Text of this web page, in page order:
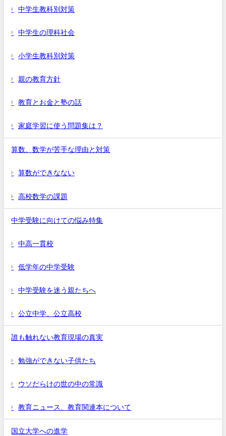
中学生教科別対策
中学生の理科社会
小学生教科別対策
親の教育方針
教育とお金と塾の話
家庭学習に使う問題集は？
算数、数学が苦手な理由と対策
算数ができなない
高校数学の課題
中学受験に向けての悩み特集
中高一貫校
低学年の中学受験
中学受験を迷う親たちへ
公立中学、公立高校
誰も触れない教育現場の真実
勉強ができない子供たち
ウソだらけの世の中の常識
教育ニュース、教育関連本について
国立大学への進学